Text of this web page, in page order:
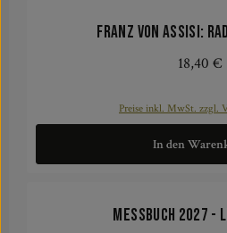
Franz von Assisi:
Regulärer
18,40 €
Preise inkl. MwSt. zzgl.
In den
Messbuch 2027 -